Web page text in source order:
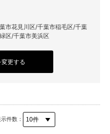
市花見川区/千葉市稲毛区/千葉
区/千葉市美浜区
更する
件数：